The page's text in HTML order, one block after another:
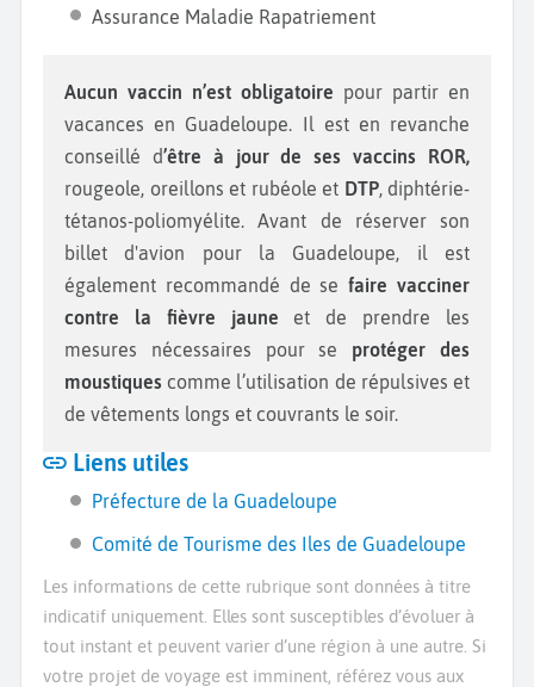
Assurance Maladie Rapatriement
Aucun vaccin n’est obligatoire pour partir en
vacances en Guadeloupe. Il est en revanche
conseillé d’être à jour de ses vaccins ROR,
rougeole, oreillons et rubéole et DTP, diphtérie-
tétanos-poliomyélite. Avant de réserver son
billet d'avion pour la Guadeloupe, il est
également recommandé de sefaire vacciner
contre la fièvre jaune et de prendre les
mesures nécessaires pour se protéger des
moustiquescomme l’utilisation de répulsives et
de vêtements longs et couvrants le soir.
Liens utiles
Préfecture de la Guadeloupe
Comité de Tourisme des Iles de Guadeloupe
Les informations de cette rubrique sont données à titre
indicatif uniquement. Elles sont susceptibles d’évoluer à
tout instant et peuvent varier d’une région à une autre. Si
votre projet de voyage est imminent, référez vous aux